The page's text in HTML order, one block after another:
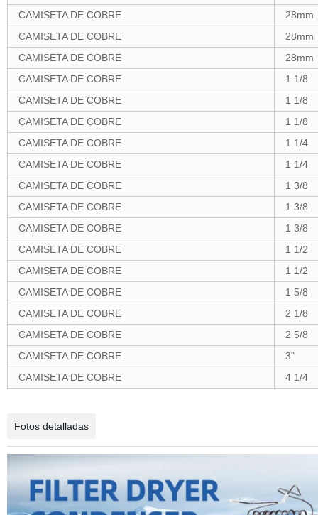
CAMISETA DE COBRE
28mm
CAMISETA DE COBRE
28mm
CAMISETA DE COBRE
28mm
CAMISETA DE COBRE
1 1/8
CAMISETA DE COBRE
1 1/8
CAMISETA DE COBRE
1 1/8
CAMISETA DE COBRE
1 1/4
CAMISETA DE COBRE
1 1/4
CAMISETA DE COBRE
1 3/8
CAMISETA DE COBRE
1 3/8
CAMISETA DE COBRE
1 3/8
CAMISETA DE COBRE
1 1/2
CAMISETA DE COBRE
1 1/2
CAMISETA DE COBRE
1 5/8
CAMISETA DE COBRE
2 1/8
CAMISETA DE COBRE
2 5/8
CAMISETA DE COBRE
3"
CAMISETA DE COBRE
4 1/4
Fotos detalladas